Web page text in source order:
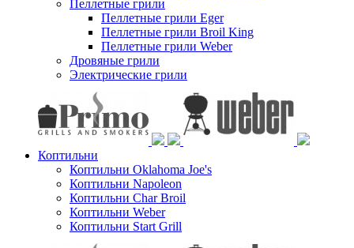
Пеллетные грили
Пеллетные грили Eger
Пеллетные грили Broil King
Пеллетные грили Weber
Дровяные грили
Электрические грили
Коптильни
Коптильни Oklahoma Joe's
Коптильни Napoleon
Коптильни Char Broil
Коптильни Weber
Коптильни Start Grill